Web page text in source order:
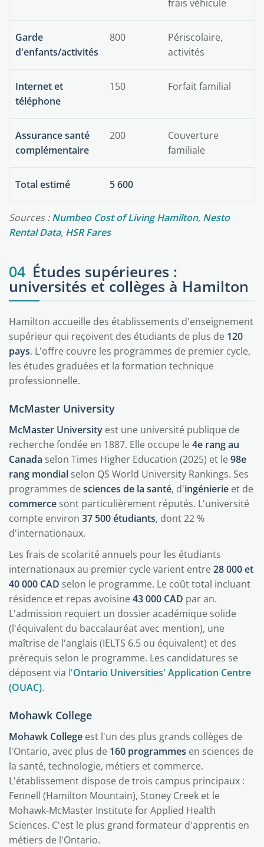
frais véhicule
Garde
d'enfants/activités
800
Périscolaire,
activités
Internet et
téléphone
150 Forfait familial
Assurance santé
complémentaire
200
Couverture
familiale
Total estimé 5 600
Sources :Numbeo Cost of Living Hamilton, Nesto
Rental Data, HSR Fares
04 Études supérieures :
universités et collèges à Hamilton
Hamilton accueille des établissements d'enseignement
supérieur qui reçoivent des étudiants de plus de 120
pays. L'offre couvre les programmes de premier cycle,
les études graduées et la formation technique
professionnelle.
McMaster University
McMaster University est une université publique de
recherche fondée en 1887. Elle occupe le4e rang au
Canada selon Times Higher Education (2025) et le98e
rang mondial selon QS World University Rankings. Ses
programmes desciences de la santé, d'ingénierie et de
commerce sont particulièrement réputés. L'université
compte environ 37 500 étudiants, dont 22 %
d'internationaux.
Les frais de scolarité annuels pour les étudiants
internationaux au premier cycle varient entre28 000 et
40 000 CAD selon le programme. Le coût total incluant
résidence et repas avoisine43 000 CAD par an.
L'admission requiert un dossier académique solide
(l'équivalent du baccalauréat avec mention), une
maîtrise de l'anglais (IELTS 6.5 ou équivalent) et des
prérequis selon le programme. Les candidatures se
déposent via l'Ontario Universities' Application Centre
(OUAC).
Mohawk College
Mohawk College est l'un des plus grands collèges de
l'Ontario, avec plus de 160 programmes en sciences de
la santé, technologie, métiers et commerce.
L'établissement dispose de trois campus principaux :
Fennell (Hamilton Mountain), Stoney Creek et le
Mohawk-McMaster Institute for Applied Health
Sciences. C'est le plus grand formateur d'apprentis en
métiers de l'Ontario.